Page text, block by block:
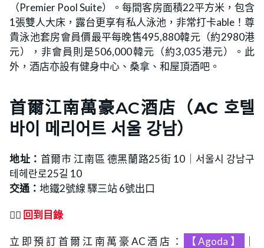
（Premier Pool Suite）。每間客房面積22平方米，包含
1張雙人大床，露台更享有私人泳池，非常打卡able！尊
貴泳池套房會員價最平每晚售495,880韓元（約2980港
元），非會員則是506,000韓元（約3,035港元）。此
外，酒店亦設有健身中心、桑拿、和屋頂酒吧。
首爾江南萬豪AC酒店（AC 호텔
바이 메리어트 서울 강남）
地址： 首爾市 江南區 德黑蘭路25街 10｜서울시 강남구
테헤란로25길 10
交通： 地鐵2號線 驛三站 6號出口
👉🏻 回到目錄
立即預訂首爾江南萬豪AC酒店： 【Agoda】